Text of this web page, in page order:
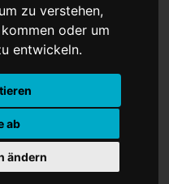
zu verstehen,
oder um
entwickeln.
ab
ändern